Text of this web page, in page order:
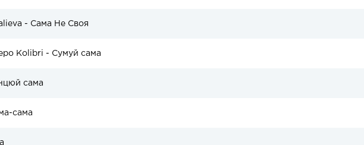
- Сама Не Своя
Kolibri - Сумуй сама
сама
сама